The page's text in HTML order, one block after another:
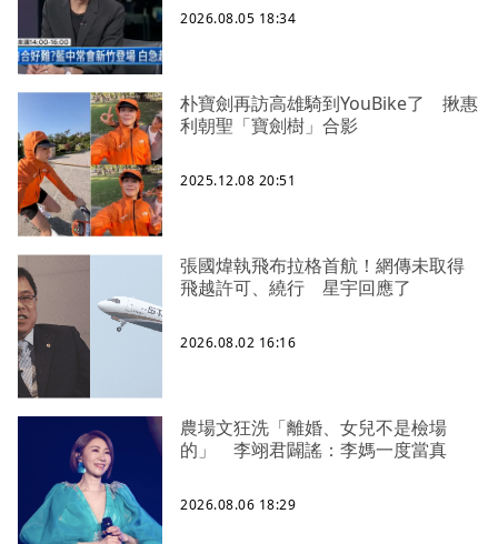
2026.08.05 18:34
朴寶劍再訪高雄騎到YouBike了 揪惠
利朝聖「寶劍樹」合影
2025.12.08 20:51
張國煒執飛布拉格首航！網傳未取得
飛越許可、繞行 星宇回應了
2026.08.02 16:16
農場文狂洗「離婚、女兒不是檢場
的」 李翊君闢謠：李媽一度當真
2026.08.06 18:29